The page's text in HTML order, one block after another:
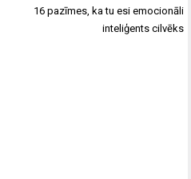
16 pazīmes, ka tu esi emocionāli
inteliģents cilvēks